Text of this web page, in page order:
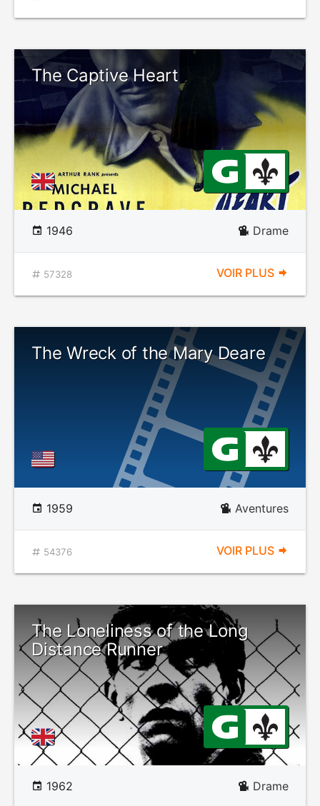
The Captive Heart
1946 Drame
57328 VOIR PLUS
The Wreck of the Mary Deare
1959 Aventures
54376 VOIR PLUS
The Loneliness of the Long
Distance Runner
1962 Drame